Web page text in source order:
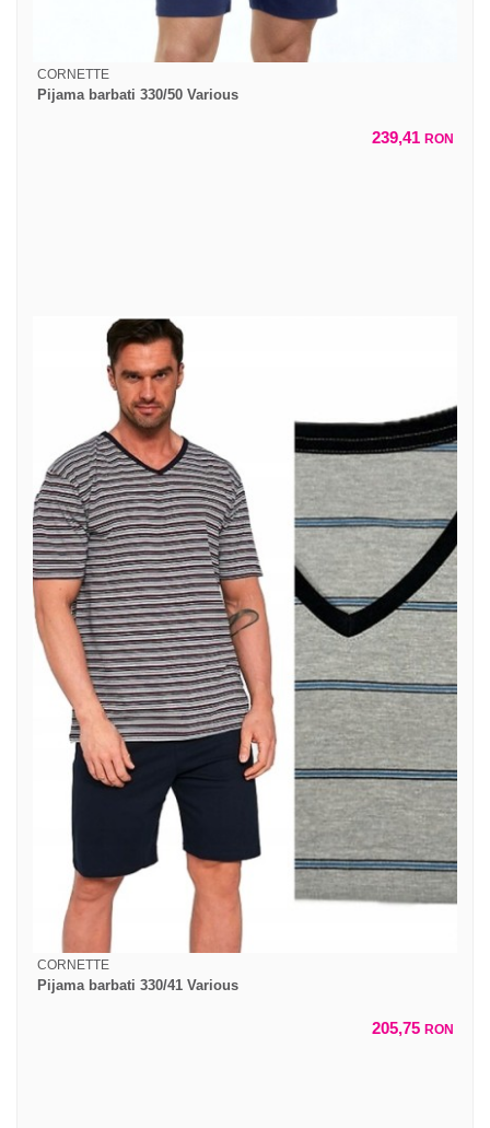
CORNETTE
Pijama barbati 330/50 Various
239,41 RON
CORNETTE
Pijama barbati 330/41 Various
205,75 RON